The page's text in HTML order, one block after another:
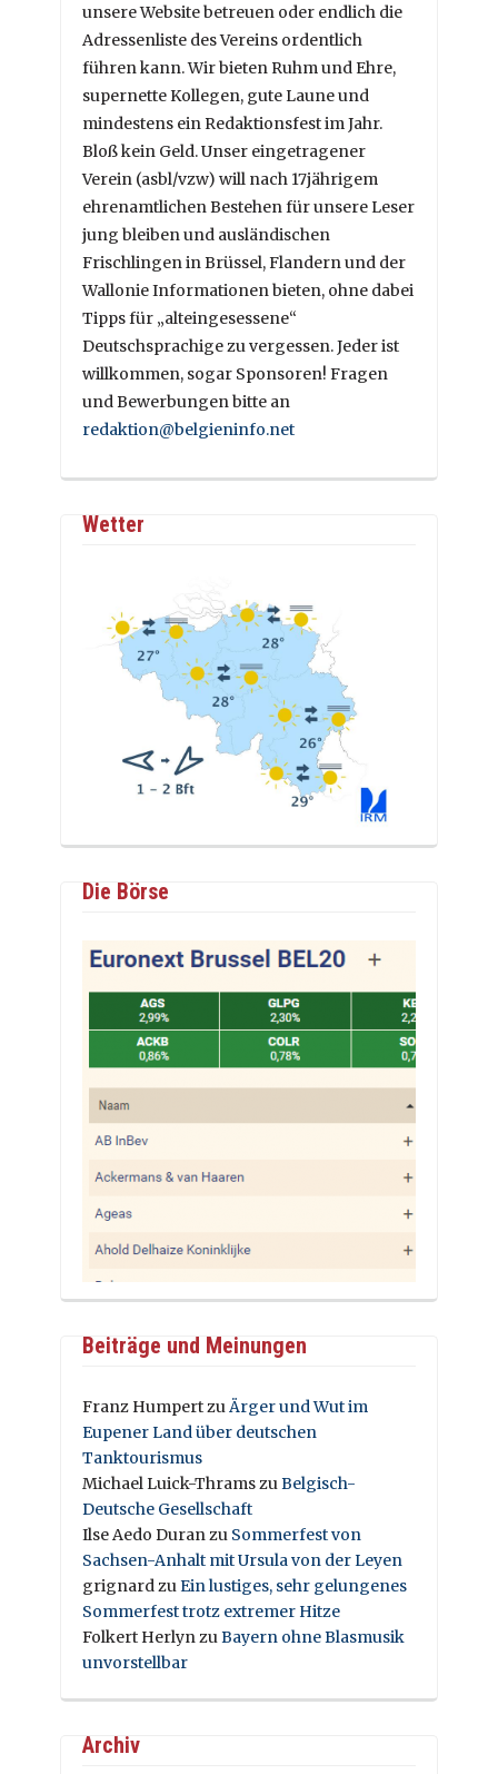
unsere Website betreuen oder endlich die
Adressenliste des Vereins ordentlich
führen kann. Wir bieten Ruhm und Ehre,
supernette Kollegen, gute Laune und
mindestens ein Redaktionsfest im Jahr.
Bloß kein Geld. Unser eingetragener
Verein (asbl/vzw) will nach 17jährigem
ehrenamtlichen Bestehen für unsere Leser
jung bleiben und ausländischen
Frischlingen in Brüssel, Flandern und der
Wallonie Informationen bieten, ohne dabei
Tipps für „alteingesessene“
Deutschsprachige zu vergessen. Jeder ist
willkommen, sogar Sponsoren! Fragen
und Bewerbungen bitte an
redaktion@belgieninfo.net
Wetter
Die Börse
Beiträge und Meinungen
Franz HumpertzuÄrger und Wut im
Eupener Land über deutschen
Tanktourismus
Michael Luick-ThramszuBelgisch-
Deutsche Gesellschaft
Ilse Aedo Duranzu Sommerfest von
Sachsen-Anhalt mit Ursula von der Leyen
grignardzuEin lustiges, sehr gelungenes
Sommerfest trotz extremer Hitze
Folkert HerlynzuBayern ohne Blasmusik
unvorstellbar
Archiv